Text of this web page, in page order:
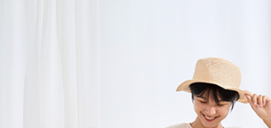
４．使用「AFTEE先享後付」時，將依據個別帳號之
時審查核予不同之上限額度；若仍有額度不足之情形
５．嚴禁一人註冊多個帳號或使用他人資訊註冊。
恩沛科技股份有限公司將有權停止該用戶之使用額